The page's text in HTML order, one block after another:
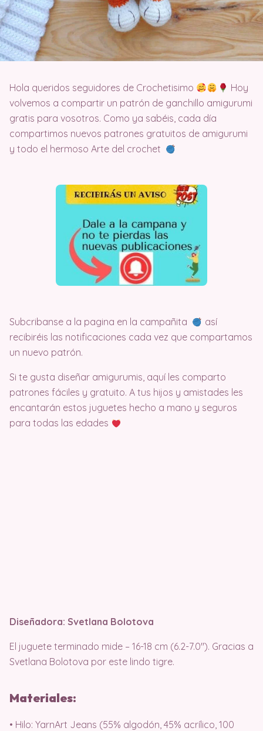
Hola queridos seguidores de Crochetisimo
Hoy
volvemos a compartir un patrón de ganchillo amigurumi
gratis para vosotros. Como ya sabéis, cada día
compartimos nuevos patrones gratuitos de amigurumi
y todo el hermoso Arte del crochet
Subcribanse a la pagina en la campañita
así
recibiréis las notificaciones cada vez que compartamos
un nuevo patrón.
Si te gusta diseñar amigurumis, aquí les comparto
patrones fáciles y gratuito. A tus hijos y amistades les
encantarán estos juguetes hecho a mano y seguros
para todas las edades
Diseñadora: Svetlana Bolotova
El juguete terminado mide – 16-18 cm (6.2-7.0″). Gracias a
Svetlana Bolotova por este lindo tigre.
Materiales:
• Hilo: YarnArt Jeans (55% algodón, 45% acrílico, 100